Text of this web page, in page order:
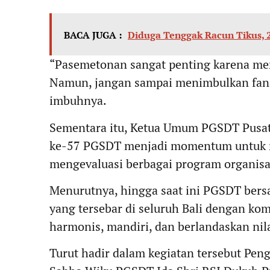
BACA JUGA : Diduga Tenggak Racun
“Pasemetonan sangat penting karena
Namun, jangan sampai menimbulkan
imbuhnya.
Sementara itu, Ketua Umum PGSDT
ke-57 PGSDT menjadi momentum
mengevaluasi berbagai program
Menurutnya, hingga saat ini PGSDT
yang tersebar di seluruh Bali dengan
harmonis, mandiri, dan berlandaskan
Turut hadir dalam kegiatan tersebut